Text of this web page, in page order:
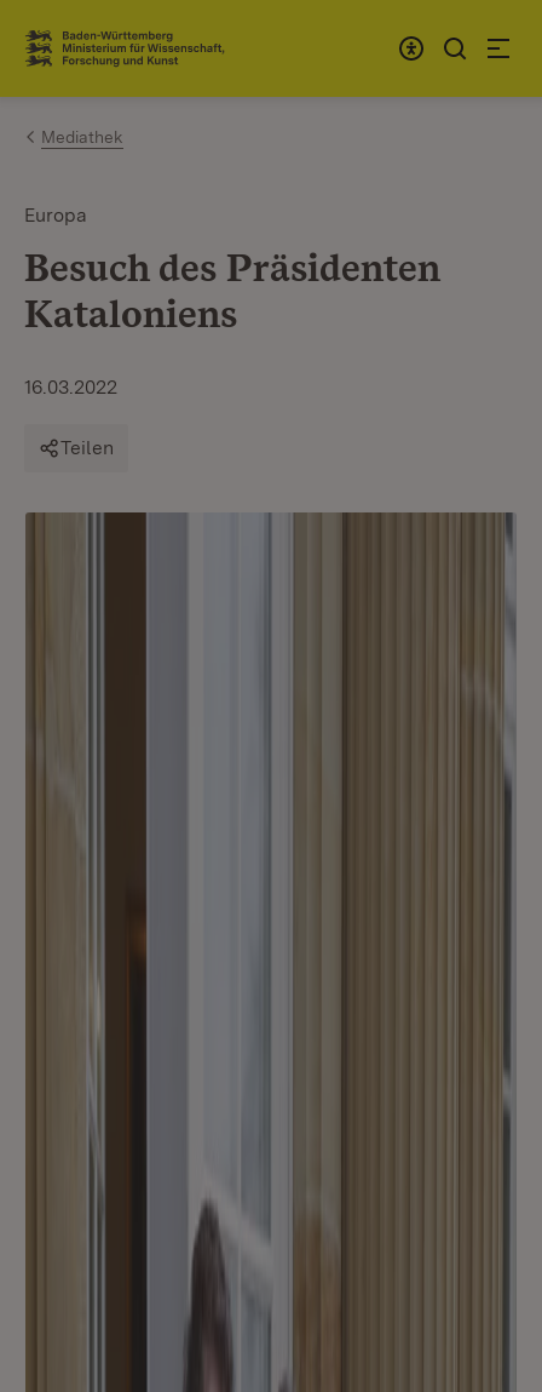
Zum Inhalt springen
Link zur Startseite
Mediathek
Europa
Besuch des Präsidenten
Kataloniens
16.03.2022
Teilen